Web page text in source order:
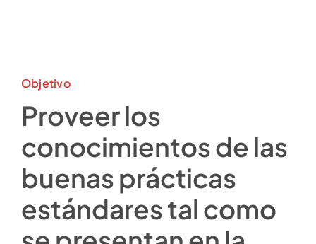
Objetivo
Proveer los
conocimientos de las
buenas prácticas
estándares tal como